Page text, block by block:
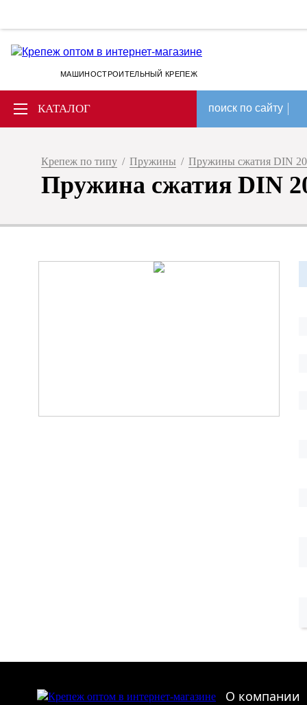
МАШИНОСТРОИТЕЛЬНЫЙ КРЕПЕЖ
КАТАЛОГ поиск по сайту
Крепеж по типу / Пружины / Пружины сжатия DIN
Пружина сжатия DIN
О компании